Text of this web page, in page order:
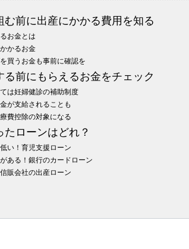
む前に出産にかかる費用を知る
お金とは
かるお金
買うお金も事前に確認を
る前にもらえるお金をチェック
は妊婦健診の補助制度
が支給されることも
費控除の対象になる
たローンはどれ？
い！育児支援ローン
ある！銀行のカードローン
販会社の出産ローン